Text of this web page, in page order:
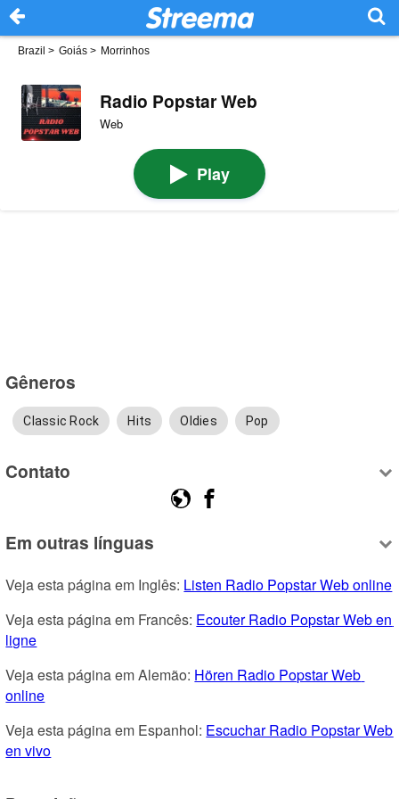
Brazil > Goiás > Morrinhos
Radio Popstar Web
Web
Play
Gêneros
Classic Rock Hits Oldies Pop
Contato
Em outras línguas
Veja esta página em Inglês: Listen Radio Popstar Web online
Veja esta página em Francês: Ecouter Radio Popstar Web en
ligne
Veja esta página em Alemão: Hören Radio Popstar Web
online
Veja esta página em Espanhol: Escuchar Radio Popstar Web
en vivo